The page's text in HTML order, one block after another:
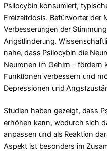
Psilocybin konsumiert,
Freizeitdosis. Befürworter der
Verbesserungen der
Angstlinderung.
nahe, dass Psilocybin die
Neuronen im Gehirn – fördern
Funktionen verbessern und
Depressionen und
Studien haben gezeigt, dass
erhöhen kann, wodurch sich
anpassen und als Reaktion
Aspekt ist besonders im